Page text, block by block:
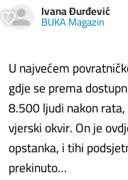
Ivana Đurđević
BUKA Magazin
U najvećem
gdje se prema
8.500 ljudi nakon
vjerski okvir. On je
opstanka, i tihi
prekinuto…